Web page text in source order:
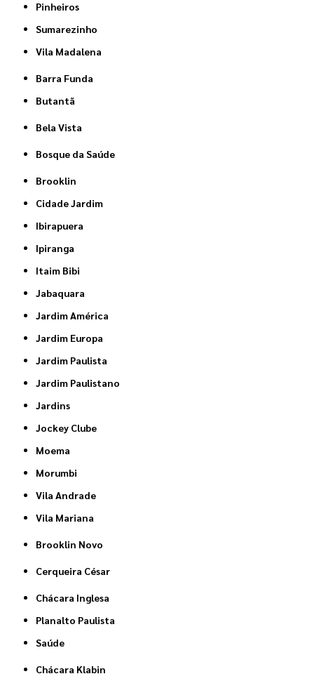
Pinheiros
Sumarezinho
Vila Madalena
Barra Funda
Butantã
Bela Vista
Bosque da Saúde
Brooklin
Cidade Jardim
Ibirapuera
Ipiranga
Itaim Bibi
Jabaquara
Jardim América
Jardim Europa
Jardim Paulista
Jardim Paulistano
Jardins
Jockey Clube
Moema
Morumbi
Vila Andrade
Vila Mariana
Brooklin Novo
Cerqueira César
Chácara Inglesa
Planalto Paulista
Saúde
Chácara Klabin